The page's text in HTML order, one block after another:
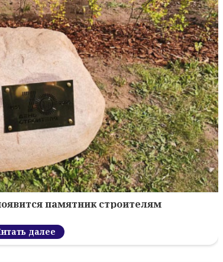
памятник строителям
далее